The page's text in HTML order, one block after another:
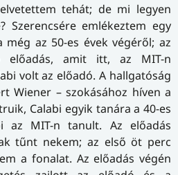
tehát; de mi legyen
Szerencsére emlékeztem egy
még az 50-es évek végéről; az
előadás, amit itt, az MIT-n
volt az előadó. A hallgatóság
Wiener – szokásához híven a
Calabi egyik tanára a 40-es
az MIT-n tanult. Az előadás
tűnt nekem; az első öt perc
a fonalat. Az előadás végén